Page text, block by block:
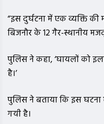
“इस दुर्घटना में एक व्यक्ति की
बिजनौर के 12 गैर-स्थानीय
पुलिस ने कहा, ‘घायलों को
है।’
पुलिस ने बताया कि इस घटना
गयी है।